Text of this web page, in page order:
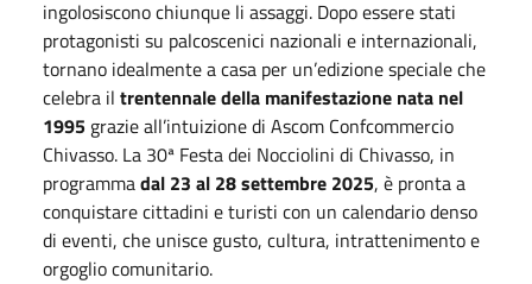
ingolosiscono chiunque li assaggi. Dopo essere stati
protagonisti su palcoscenici nazionali e internazionali,
tornano idealmente a casa per un’edizione speciale che
celebra il trentennale della manifestazione nata nel
1995 grazie all’intuizione di Ascom Confcommercio
Chivasso. La 30ª Festa dei Nocciolini di Chivasso, in
programmadal 23 al 28 settembre 2025, è pronta a
conquistare cittadini e turisti con un calendario denso
di eventi, che unisce gusto, cultura, intrattenimento e
orgoglio comunitario.